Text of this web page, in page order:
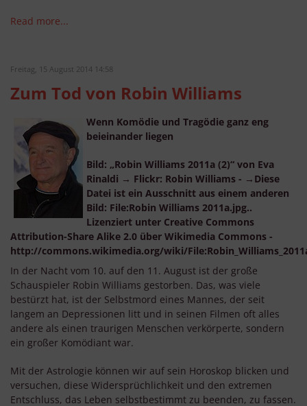
Read more...
Freitag, 15 August 2014 14:58
Zum Tod von Robin Williams
Wenn Komödie und Tragödie ganz eng
beieinander liegen
Bild: „Robin Williams 2011a (2)“ von Eva
Rinaldi → Flickr: Robin Williams - →Diese
Datei ist ein Ausschnitt aus einem anderen
Bild: File:Robin Williams 2011a.jpg..
Lizenziert unter Creative Commons
Attribution-Share Alike 2.0 über Wikimedia Commons -
http://commons.wikimedia.org/wiki/
In der Nacht vom 10. auf den 11. August ist der große
Schauspieler Robin Williams gestorben. Das, was viele
bestürzt hat, ist der Selbstmord eines Mannes, der seit
langem an Depressionen litt und in seinen Filmen oft alles
andere als einen traurigen Menschen verkörperte, sondern
ein großer Komödiant war.
Mit der Astrologie können wir auf sein Horoskop blicken und
versuchen, diese Widersprüchlichkeit und den extremen
Entschluss, das Leben selbstbestimmt zu beenden, zu fassen.